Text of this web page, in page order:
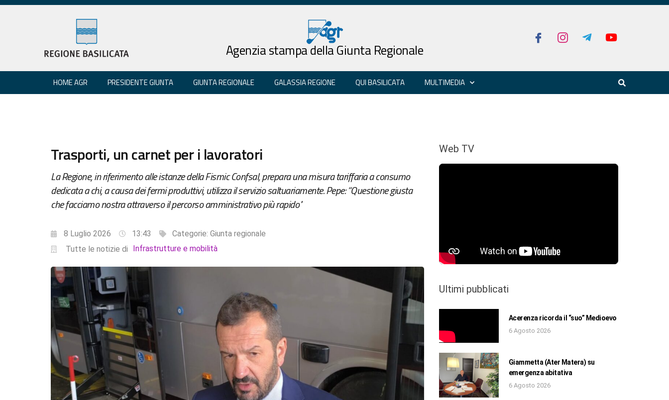
Agenzia stampa della Giunta Regionale
HOME AGR PRESIDENTE GIUNTA GIUNTA REGIONALE GALASSIA REGIONE QUI BASILICATA MULTIMEDIA
Trasporti, un carnet per i lavoratori
La Regione, in riferimento alle istanze della Fismic Confsal, prepara una misura tariffaria a consumo
dedicata a chi, a causa dei fermi produttivi, utilizza il servizio saltuariamente. Pepe: “Questione giusta
che facciamo nostra attraverso il percorso amministrativo più rapido"
8 Luglio 2026 13:43 Categorie: Giunta regionale
Tutte le notizie di
Infrastrutture e mobilità
Web TV
Ultimi pubblicati
Acerenza ricorda il “suo” Medioevo
6 Agosto 2026
Giammetta (Ater Matera) su
emergenza abitativa
6 Agosto 2026